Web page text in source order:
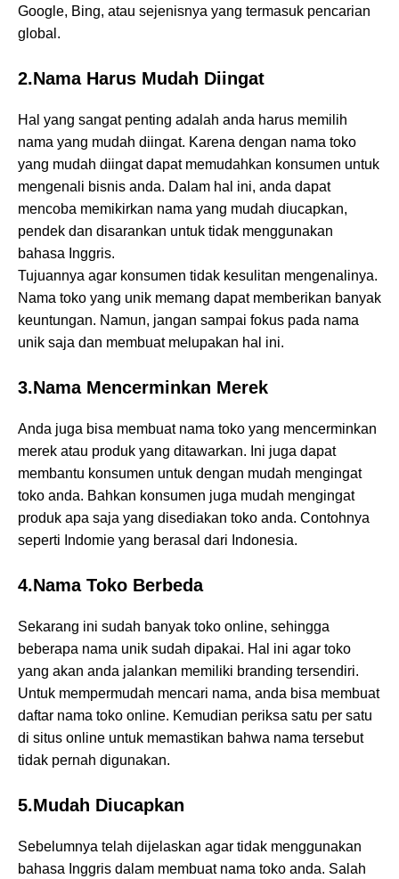
Google, Bing, atau sejenisnya yang termasuk pencarian
global.
2.Nama Harus Mudah Diingat
Hal yang sangat penting adalah anda harus memilih
nama yang mudah diingat. Karena dengan nama toko
yang mudah diingat dapat memudahkan konsumen untuk
mengenali bisnis anda. Dalam hal ini, anda dapat
mencoba memikirkan nama yang mudah diucapkan,
pendek dan disarankan untuk tidak menggunakan
bahasa Inggris.
Tujuannya agar konsumen tidak kesulitan mengenalinya.
Nama toko yang unik memang dapat memberikan banyak
keuntungan. Namun, jangan sampai fokus pada nama
unik saja dan membuat melupakan hal ini.
3.Nama Mencerminkan Merek
Anda juga bisa membuat nama toko yang mencerminkan
merek atau produk yang ditawarkan. Ini juga dapat
membantu konsumen untuk dengan mudah mengingat
toko anda. Bahkan konsumen juga mudah mengingat
produk apa saja yang disediakan toko anda. Contohnya
seperti Indomie yang berasal dari Indonesia.
4.Nama Toko Berbeda
Sekarang ini sudah banyak toko online, sehingga
beberapa nama unik sudah dipakai. Hal ini agar toko
yang akan anda jalankan memiliki branding tersendiri.
Untuk mempermudah mencari nama, anda bisa membuat
daftar nama toko online. Kemudian periksa satu per satu
di situs online untuk memastikan bahwa nama tersebut
tidak pernah digunakan.
5.Mudah Diucapkan
Sebelumnya telah dijelaskan agar tidak menggunakan
bahasa Inggris dalam membuat nama toko anda. Salah